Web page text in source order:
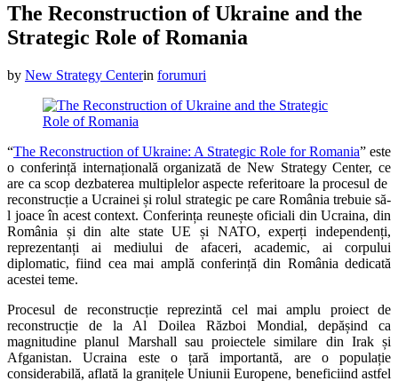
The Reconstruction of Ukraine and the
Strategic Role of Romania
by New Strategy Centerin forumuri
“The Reconstruction of Ukraine: A Strategic Role for Romania” este
o conferință internațională organizată de New Strategy Center, ce
are ca scop dezbaterea multiplelor aspecte referitoare la procesul de
reconstrucție a Ucrainei și rolul strategic pe care România trebuie să-
l joace în acest context. Conferința reunește oficiali din Ucraina, din
România și din alte state UE și NATO, experți independenți,
reprezentanți ai mediului de afaceri, academic, ai corpului
diplomatic, fiind cea mai amplă conferință din România dedicată
acestei teme.
Procesul de reconstrucție reprezintă cel mai amplu proiect de
reconstrucție de la Al Doilea Război Mondial, depășind ca
magnitudine planul Marshall sau proiectele similare din Irak și
Afganistan. Ucraina este o țară importantă, are o populație
considerabilă, aflată la granițele Uniunii Europene, beneficiind astfel